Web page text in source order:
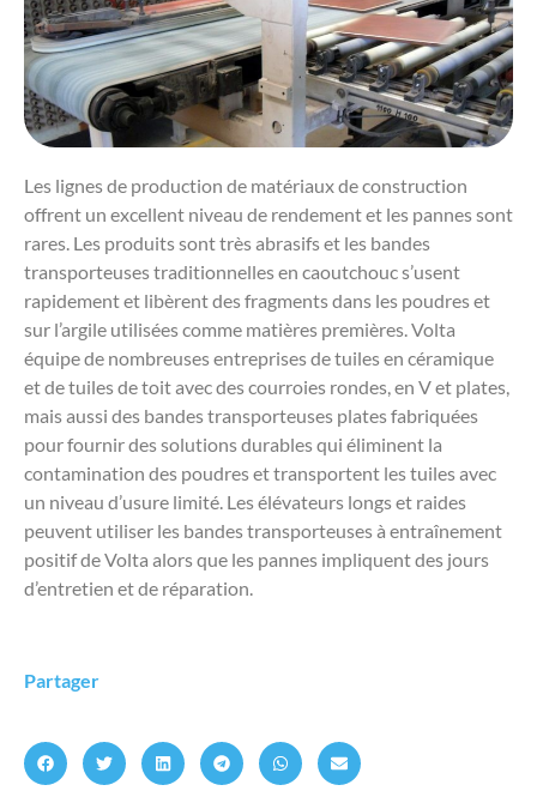
Les lignes de production de matériaux de construction
offrent un excellent niveau de rendement et les pannes sont
rares. Les produits sont très abrasifs et les bandes
transporteuses traditionnelles en caoutchouc s’usent
rapidement et libèrent des fragments dans les poudres et
sur l’argile utilisées comme matières premières. Volta
équipe de nombreuses entreprises de tuiles en céramique
et de tuiles de toit avec des courroies rondes, en V et plates,
mais aussi des bandes transporteuses plates fabriquées
pour fournir des solutions durables qui éliminent la
contamination des poudres et transportent les tuiles avec
un niveau d’usure limité. Les élévateurs longs et raides
peuvent utiliser les bandes transporteuses à entraînement
positif de Volta alors que les pannes impliquent des jours
d’entretien et de réparation.
Partager